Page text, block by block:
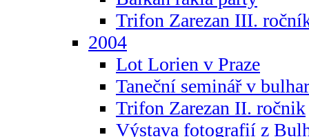
Trifon Zarezan III.
2004
Lot Lorien v Praze
Taneční seminář v
Trifon Zarezan II. ročnik
Výstava fotografií z